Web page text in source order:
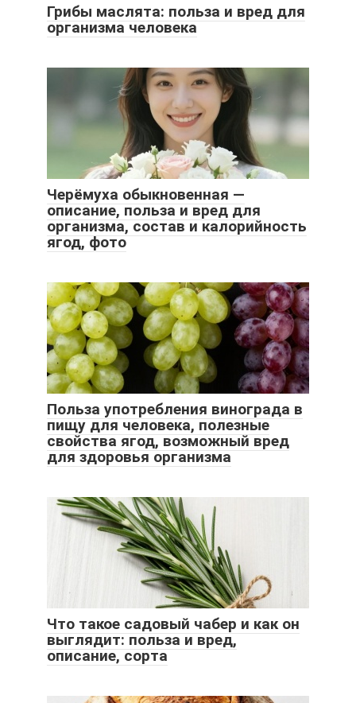
Грибы маслята: польза и вред для
организма человека
Черёмуха обыкновенная —
описание, польза и вред для
организма, состав и калорийность
ягод, фото
Польза употребления винограда в
пищу для человека, полезные
свойства ягод, возможный вред
для здоровья организма
Что такое садовый чабер и как он
выглядит: польза и вред,
описание, сорта